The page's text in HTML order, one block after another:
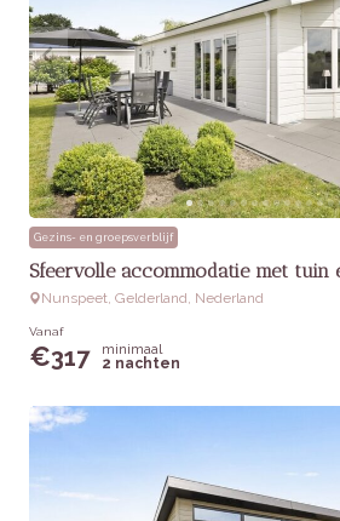
Gezins- en groepsverblijf
Sfeervolle accommodatie met tuin
Nunspeet, Gelderland, Nederland
Vanaf
€317
minimaal
2 nachten